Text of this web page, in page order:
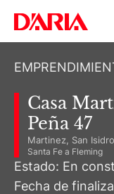
Casa
Peña 47
Martinez, San Isidro
Santa Fe a Fleming
Estado: En
Fecha de